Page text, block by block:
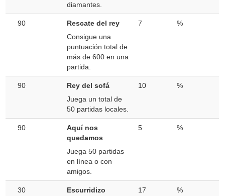
diamantes.
90
Rescate del rey
Consigue una
puntuación total de
más de 600 en una
partida.
7 %
90
Rey del sofá
Juega un total de
50 partidas locales.
10 %
90
Aquí nos
quedamos
Juega 50 partidas
en línea o con
amigos.
5 %
30
Escurridizo
17 %